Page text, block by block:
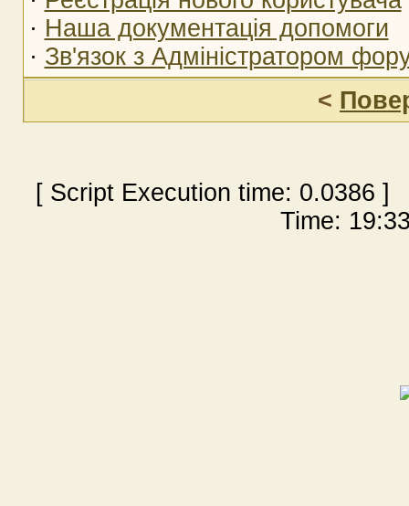
· Наша документація допомоги
· Зв'язок з Адміністратором
<
[ Script Execution time: 0.0386 ]
Time: